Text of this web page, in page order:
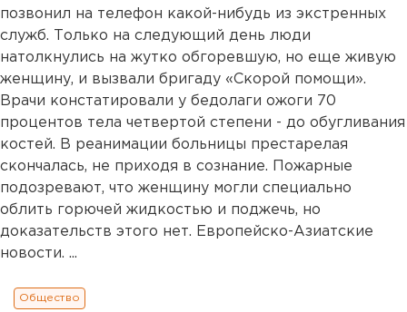
позвонил на телефон какой-нибудь из экстренных
служб. Только на следующий день люди
натолкнулись на жутко обгоревшую, но еще живую
женщину, и вызвали бригаду «Скорой помощи».
Врачи констатировали у бедолаги ожоги 70
процентов тела четвертой степени - до обугливания
костей. В реанимации больницы престарелая
скончалась, не приходя в сознание. Пожарные
подозревают, что женщину могли специально
облить горючей жидкостью и поджечь, но
доказательств этого нет. Европейско-Азиатские
новости. ...
Общество